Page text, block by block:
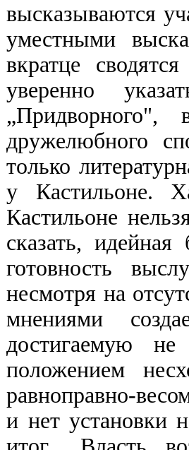
высказываются
уместными
вкратце
уверенно
дружелюбного
только
у Кастильоне.
Кастильоне
сказать,
готовность
несмотря на
мнениями
достигаемую
положением
равноправно-
и нет установки